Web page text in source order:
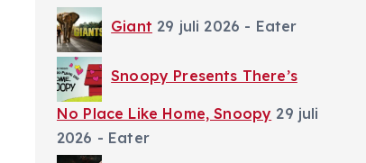
Giant 29 juli 2026 - Eater
Snoopy Presents There’s
No Place Like Home, Snoopy 29 juli
2026 - Eater